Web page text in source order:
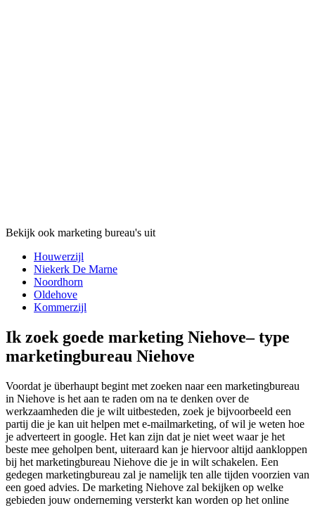
Bekijk ook marketing bureau's uit
Houwerzijl
Niekerk De Marne
Noordhorn
Oldehove
Kommerzijl
Ik zoek goede marketing Niehove– type
marketingbureau Niehove
Voordat je überhaupt begint met zoeken naar een marketingbureau
in Niehove is het aan te raden om na te denken over de
werkzaamheden die je wilt uitbesteden, zoek je bijvoorbeeld een
partij die je kan uit helpen met e-mailmarketing, of wil je weten hoe
je adverteert in google. Het kan zijn dat je niet weet waar je het
beste mee geholpen bent, uiteraard kan je hiervoor altijd aankloppen
bij het marketingbureau Niehove die je in wilt schakelen. Een
gedegen marketingbureau zal je namelijk ten alle tijden voorzien van
een goed advies. De marketing Niehove zal bekijken op welke
gebieden jouw onderneming versterkt kan worden op het online